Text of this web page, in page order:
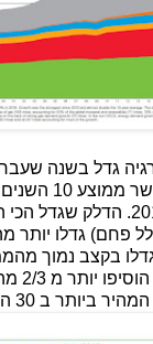
בקצב כמעט פי
המהיר ביותר מאז 2010.
בקצב נמוך
ב 30 השנים האחרונות.